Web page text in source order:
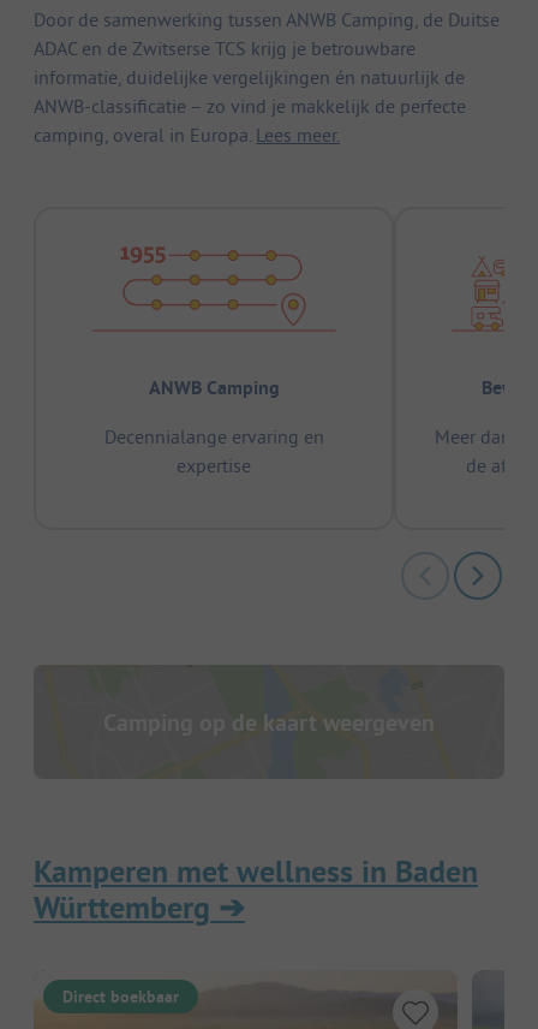
Door de samenwerking tussen ANWB Camping, de Duitse
ADAC en de Zwitserse TCS krijg je betrouwbare
informatie, duidelijke vergelijkingen én natuurlijk de
ANWB-classificatie – zo vind je makkelijk de perfecte
camping, overal in Europa. Lees meer.
ANWB Camping
Decennialange ervaring en
expertise
Meer dan
de
Camping op de kaart weergeven
Kamperen met wellness in Baden
Württemberg ➔
Direct boekbaar